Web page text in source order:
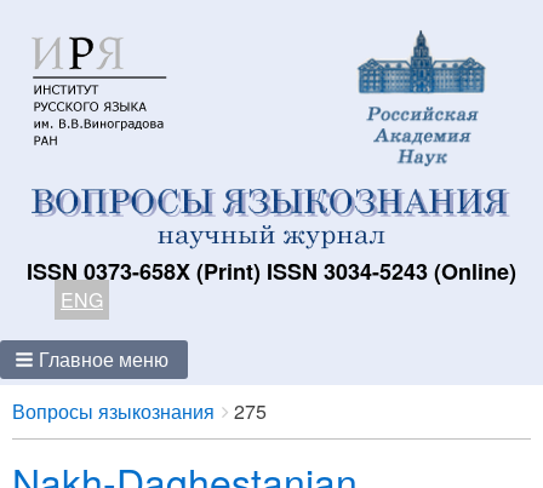
ISSN 0373-658X (Print) ISSN 3034-5243 (Online)
ENG
Главное меню
Breadcrumbs
You
are
here:
Вопросы языкознания 275